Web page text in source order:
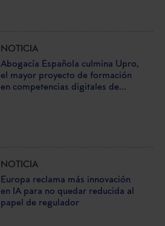
NOTICIA
Abogacía Española culmina Upro,
el mayor proyecto de formación
en competencias digitales de...
NOTICIA
Europa reclama más innovación
en IA para no quedar reducida al
papel de regulador